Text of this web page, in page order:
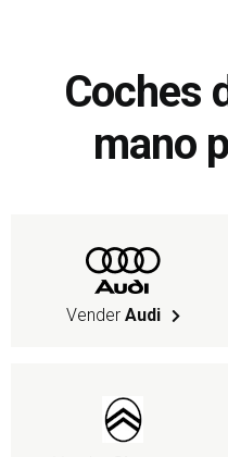
Coches
mano
Vender Audi